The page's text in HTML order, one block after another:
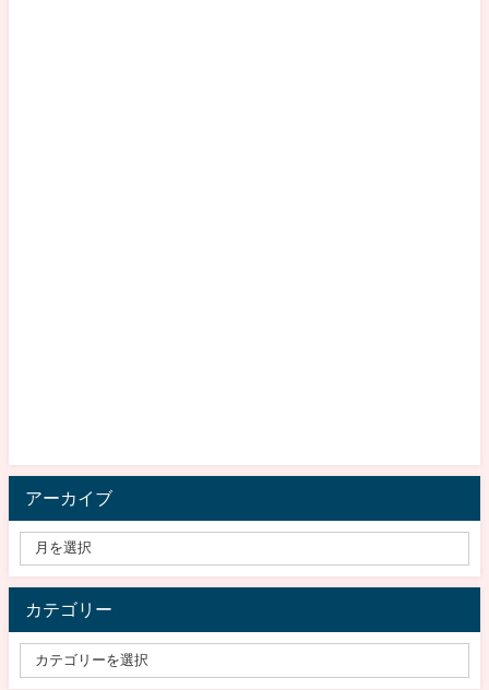
アーカイブ
カテゴリー